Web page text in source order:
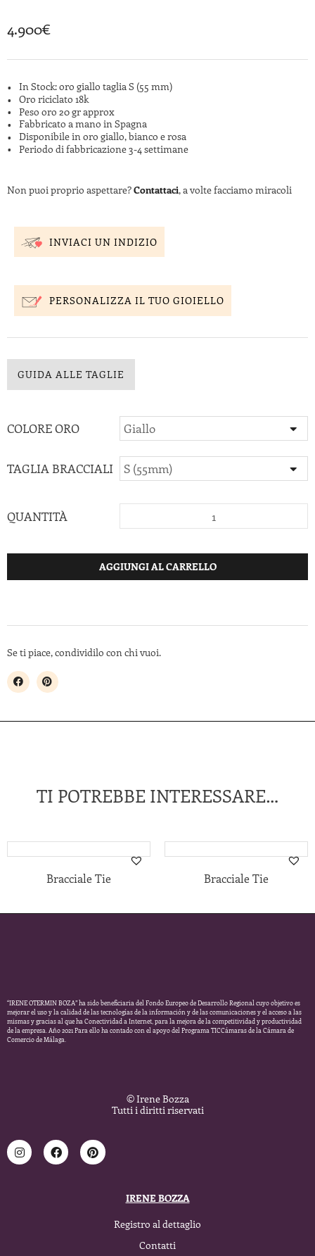
4.900€
In Stock: oro giallo taglia S (55 mm)
Oro riciclato 18k
Peso oro 20 gr approx
Fabbricato a mano in Spagna
Disponibile in oro giallo, bianco e rosa
Periodo di fabbricazione 3-4 settimane
Non puoi proprio aspettare?Contattaci, a volte facciamo miracoli
INVIACI UN INDIZIO
PERSONALIZZA IL TUO GIOIELLO
GUIDA ALLE TAGLIE
COLORE ORO
TAGLIA BRACCIALI
QUANTITÀ
AGGIUNGI AL CARRELLO
Se ti piace, condividilo con chi vuoi.
TI POTREBBE INTERESSARE…
Bracciale Tie Bracciale Tie
“IRENE OTERMIN BOZA” ha sido beneficiaria del Fondo Europeo de Desarrollo Regional cuyo objetivo es
mejorar el uso y la calidad de las tecnologías de la información y de las comunicaciones y el acceso a las
mismas y gracias al que ha Conectividad a Internet, para la mejora de la competitividad y productividad
de la empresa. Año 2021 Para ello ha contado con el apoyo del Programa TICCámaras de la Cámara de
Comercio de Málaga.
© Irene Bozza
Tutti i diritti riservati
IRENE BOZZA
Registro al dettaglio
Contatti